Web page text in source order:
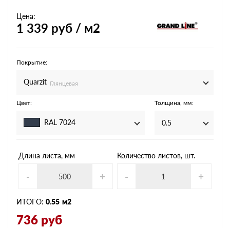
Цена:
1 339 руб / м2
Покрытие:
Quarzit Глянцевая
Цвет:
RAL 7024
Толщина, мм:
0.5
Длина листа, мм
- +
Количество листов, шт.
- +
ИТОГО: 0.55 м2
736 руб